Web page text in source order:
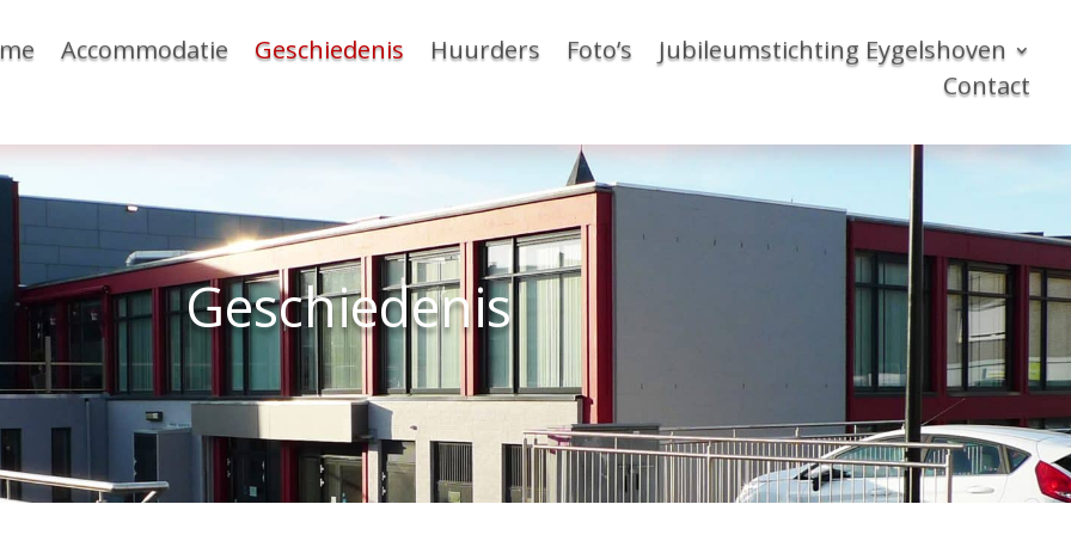
Accommodatie Geschiedenis Huurders Foto’s
Jubileumstichting Eygelshoven
Contact
Geschiedenis